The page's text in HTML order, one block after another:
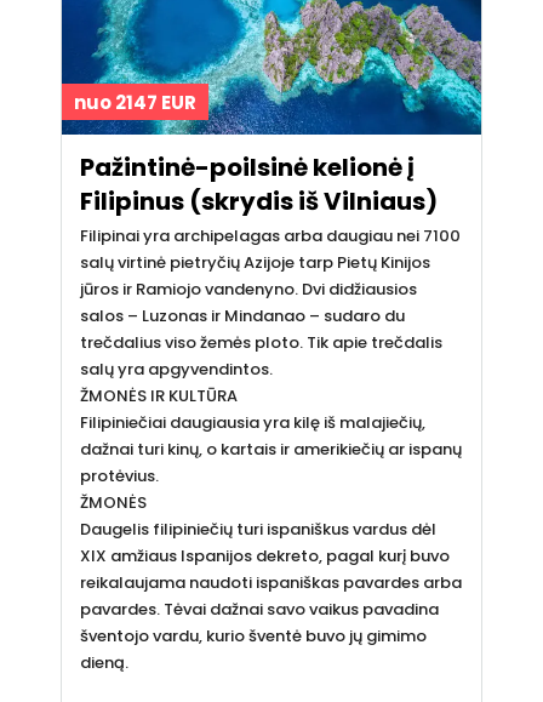
nuo 2147 EUR
Pažintinė-poilsinė kelionė į
Filipinus (skrydis iš Vilniaus)
Filipinai yra archipelagas arba daugiau nei 7100
salų virtinė pietryčių Azijoje tarp Pietų Kinijos
jūros ir Ramiojo vandenyno. Dvi didžiausios
salos – Luzonas ir Mindanao – sudaro du
trečdalius viso žemės ploto. Tik apie trečdalis
salų yra apgyvendintos.
ŽMONĖS IR KULTŪRA
Filipiniečiai daugiausia yra kilę iš malajiečių,
dažnai turi kinų, o kartais ir amerikiečių ar ispanų
protėvius.
ŽMONĖS
Daugelis filipiniečių turi ispaniškus vardus dėl
XIX amžiaus Ispanijos dekreto, pagal kurį buvo
reikalaujama naudoti ispaniškas pavardes arba
pavardes. Tėvai dažnai savo vaikus pavadina
šventojo vardu, kurio šventė buvo jų gimimo
dieną.